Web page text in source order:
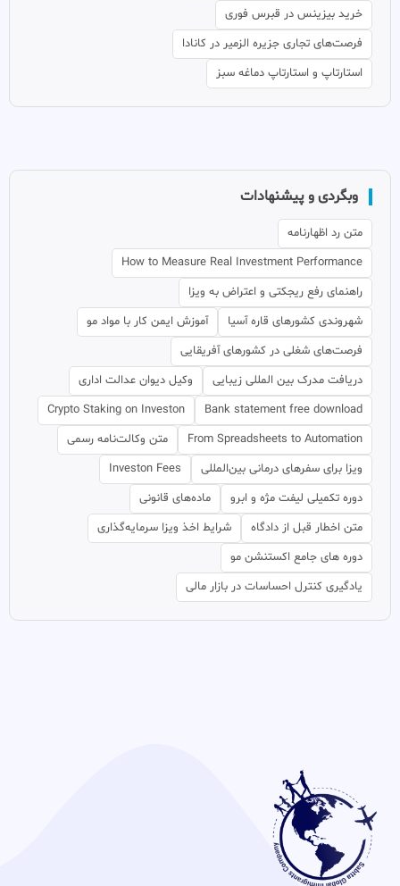
خرید بیزینس در قبرس فوری
فرصت‌های تجاری جزیره الزمیر در کانادا
استارتاپ و استارتاپ دماغه سبز
وبگردی و پیشنهادات
متن رد اظهارنامه
How to Measure Real Investment Performance
راهنمای رفع ریجکتی و اعتراض به ویزا
شهروندی کشورهای قاره آسیا
آموزش ایمن کار با مواد مو
فرصت‌های شغلی در کشورهای آفریقایی
دریافت مدرک بین المللی زیبایی
وکیل دیوان عدالت اداری
Bank statement free download
Crypto Staking on Investon
From Spreadsheets to Automation
متن وکالت‌نامه رسمی
ویزا برای سفرهای درمانی بین‌المللی
Investon Fees
دوره تکمیلی لیفت مژه و ابرو
ماده‌های قانونی
متن اخطار قبل از دادگاه
شرایط اخذ ویزا سرمایه‌گذاری
دوره های جامع اکستنشن مو
یادگیری کنترل احساسات در بازار مالی